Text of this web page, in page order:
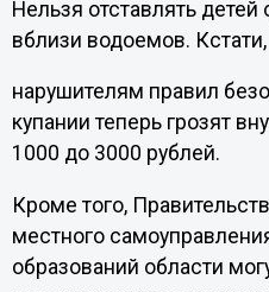
Нельзя отставлять детей
вблизи водоемов. Кстати,
нарушителям правил
купании теперь грозят
1000 до 3000 рублей.
Кроме того,
местного
образований области